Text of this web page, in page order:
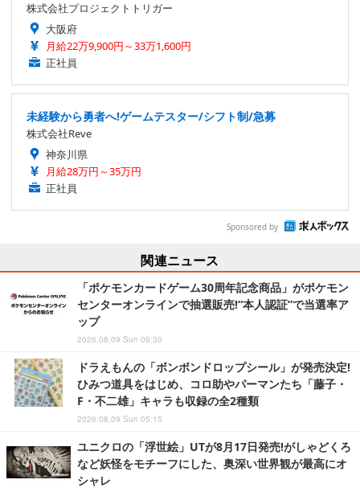
株式会社プロジェクトトリガー
大阪府
月給22万9,900円～33万1,600円
正社員
未経験から勇者へ!ゲームテスター/シフト制/急募
株式会社Reve
神奈川県
月給28万円～35万円
正社員
Sponsored by
関連ニュース
「ポケモンカードゲーム30周年記念商品」がポケモン
センターオンラインで抽選販売!“本人認証”で当選率ア
ップ
2026.08.09 Sun 09:30
ドラえもんの「ボンボンドロップシール」が発売決定!
ひみつ道具をはじめ、コロ助やパーマンたち「藤子・
F・不二雄」キャラも収録の全2種類
2026.08.09 Sun 05:15
ユニクロの「浮世絵」UTが8月17日発売!がしゃどくろ
など妖怪をモチーフにした、奥深い世界観が最高にオ
シャレ